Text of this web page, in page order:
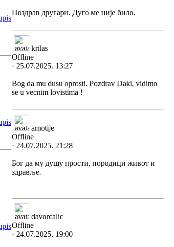
Поздрав другари. Дуго ме није било.
krilas
Offline
· 25.07.2025. 13:27
Bog da mu dusu oprosti. Pozdrav Daki, vidimo
se u vecnim lovistima !
arnotije
Offline
· 24.07.2025. 21:28
Бог да му душу прости, породици живот и
здравље.
davorcalic
Offline
· 24.07.2025. 19:00